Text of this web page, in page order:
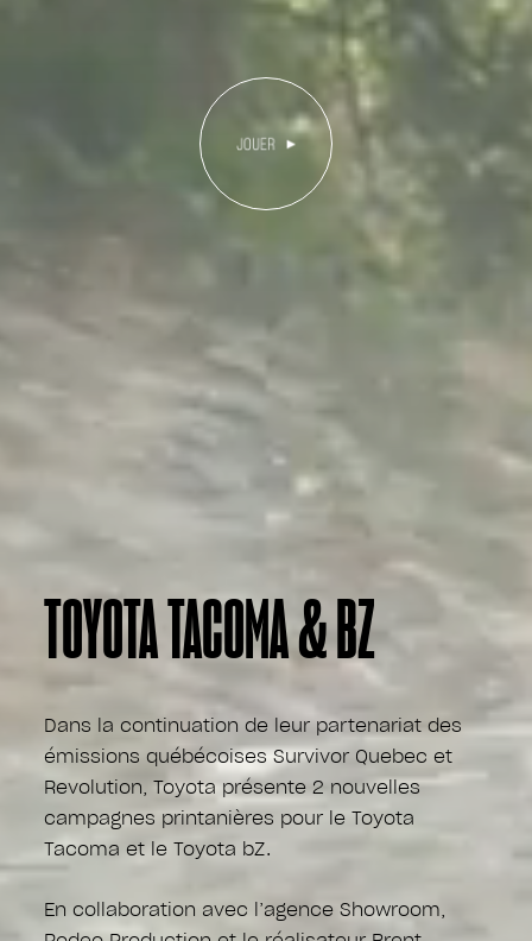
TOYOTA TACOMA & BZ
Dans la continuation de leur partenariat des
émissions québécoises Survivor Quebec et
Revolution, Toyota présente 2 nouvelles
campagnes printanières pour le Toyota
Tacoma et le Toyota bZ.
En collaboration avec l’agence Showroom,